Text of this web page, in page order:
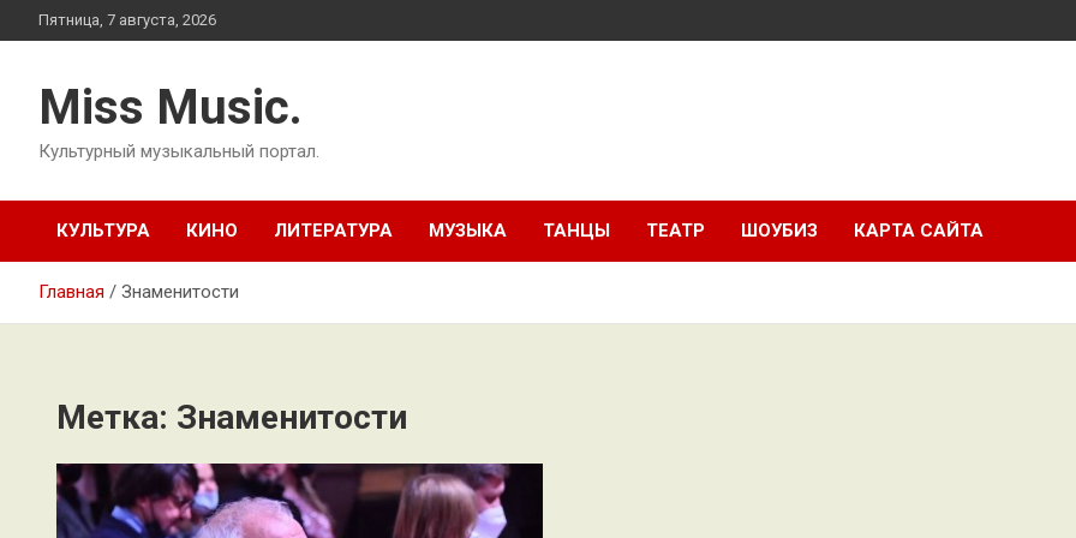
Перейти
к
Пятница, 7 августа, 2026
Miss Music.
Культурный музыкальный портал.
КУЛЬТУРА КИНО ЛИТЕРАТУРА МУЗЫКА ТАНЦЫ ТЕАТР ШОУБИЗ КАРТА САЙТА
Главная Знаменитости
Метка: Знаменитости